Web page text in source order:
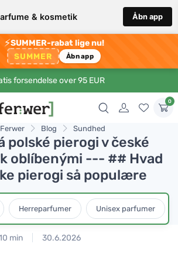
& kosmetik Åbn app
⚡SUMMER-rabat lige nu!
SUMMER Åbn app
forsendelse over 95 EUR
0
Ferwer Blog Sundhed
polské pierogi v české
oblíbenými --- ## Hvad
pierogi så populære
Herreparfumer Unisex parfumer
min 30.6.2026